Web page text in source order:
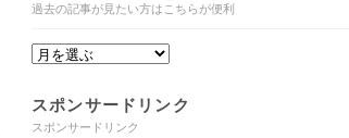
過去の記事が見たい方はこちらが便利
スポンサードリンク
スポンサードリンク